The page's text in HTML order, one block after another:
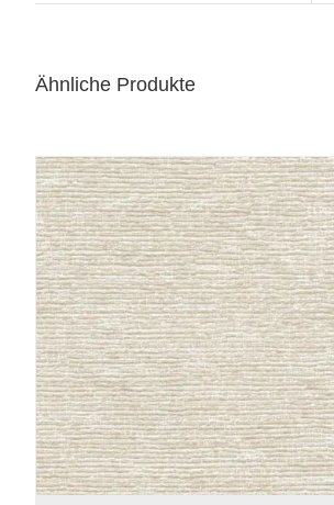
Ähnliche Produkte